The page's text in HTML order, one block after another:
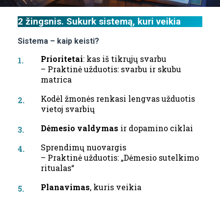
2 žingsnis. Sukurk sistemą, kuri veikia
Sistema – kaip keisti?
Prioritetai: kas iš tikrųjų svarbu
– Praktinė užduotis: svarbu ir skubu
matrica
Kodėl žmonės renkasi lengvas užduotis
vietoj svarbių
Dėmesio valdymas ir dopamino ciklai
Sprendimų nuovargis
– Praktinė užduotis: „Dėmesio sutelkimo
ritualas“
Planavimas, kuris veikia